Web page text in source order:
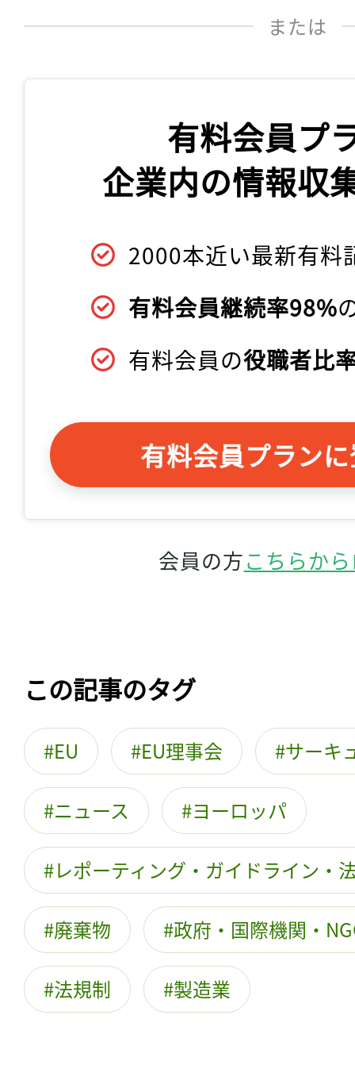
または
有料会員プ
企業内の情報収
2000本近い最新有料
有料会員継続率98%
有料会員の役職者比
有料会員プラン
会員の方こちらか
この記事のタグ
EU EU理事会 サーキ
ニュース ヨーロッパ
レポーティング・ガイドライン・
廃棄物 政府・国際機関・
法規制 製造業